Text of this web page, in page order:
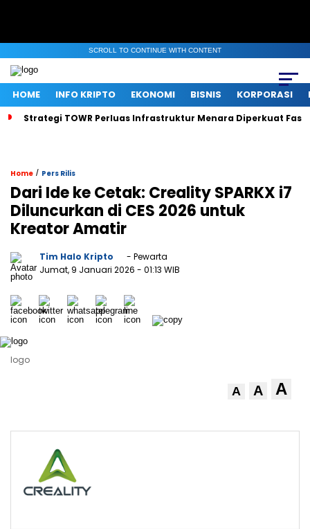
SCROLL TO CONTINUE WITH CONTENT
HOME INFO KRIPTO EKONOMI BISNIS KORPORASI
Strategi TOWR Perluas Infrastruktur Menara Diperkuat
Home / Pers Rilis
Dari Ide ke Cetak: Creality SPARKX i7
Diluncurkan di CES 2026 untuk
Kreator Amatir
Tim Halo Kripto
- Pewarta
Jumat, 9 Januari 2026 - 01:13 WIB
logo
A A A